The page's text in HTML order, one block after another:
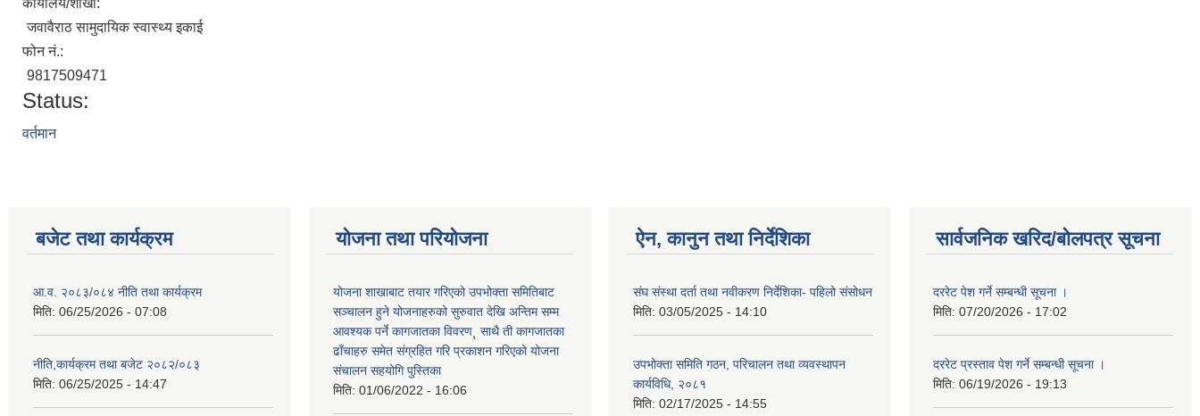
जवावैराठ सामुदायिक स्वास्थ्य इकाई
फोन नं.:
9817509471
Status:
वर्तमान
बजेट तथा कार्यक्रम
आ.व. २०८३/०८४ नीति तथा कार्यक्रम
मिति: 06/25/2026 - 07:08
नीति,कार्यक्रम तथा बजेट २०८२/०८३
मिति: 06/25/2025 - 14:47
योजना तथा परियोजना
योजना शाखाबाट तयार गरिएको उपभोक्ता समितिबाट
सञ्चालन हुने योजनाहरुको सुरुवात देखि अन्तिम सम्म
आवश्यक पर्ने कागजातका विवरण¸ साथै ती कागजातका
ढाँचाहरु समेत संग्रहित गरि प्रकाशन गरिएको योजना
संचालन सहयोगि पुस्तिका
मिति: 01/06/2022 - 16:06
ऐन, कानुन तथा निर्देशिका
संघ संस्था दर्ता तथा नवीकरण निर्देशिका- पहिलो संसोधन
मिति: 03/05/2025 - 14:10
उपभोक्ता समिति गठन, परिचालन तथा व्यवस्थापन
कार्यविधि, २०८१
मिति: 02/17/2025 - 14:55
सार्वजनिक खरिद/बोलपत्र सूचना
दररेट पेश गर्ने सम्बन्धी सूचना ।
मिति: 07/20/2026 - 17:02
दररेट प्रस्ताव पेश गर्ने सम्बन्धी सूचना ।
मिति: 06/19/2026 - 19:13